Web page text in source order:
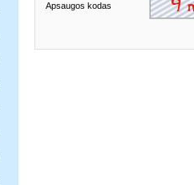
Apsaugos kodas